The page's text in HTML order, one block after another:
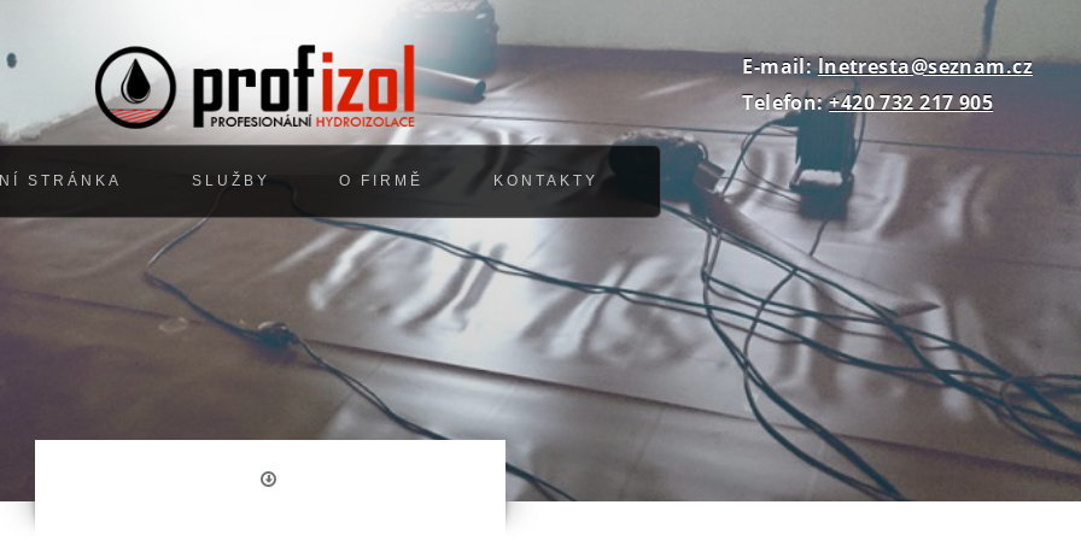
STRÁNKA SLUŽBY O FIRMĚ KONTAKTY
E-mail:lnetresta@seznam.cz
Telefon:+420 732 217 905